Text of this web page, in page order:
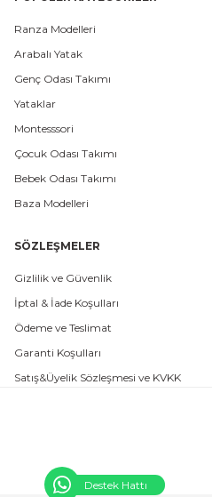
Ranza Modelleri
Arabalı Yatak
Genç Odası Takımı
Yataklar
Montesssori
Çocuk Odası Takımı
Bebek Odası Takımı
Baza Modelleri
SÖZLEŞMELER
Gizlilik ve Güvenlik
İptal & İade Koşulları
Ödeme ve Teslimat
Garanti Koşulları
Satış&Üyelik Sözleşmesi ve KVKK
Destek Hattı